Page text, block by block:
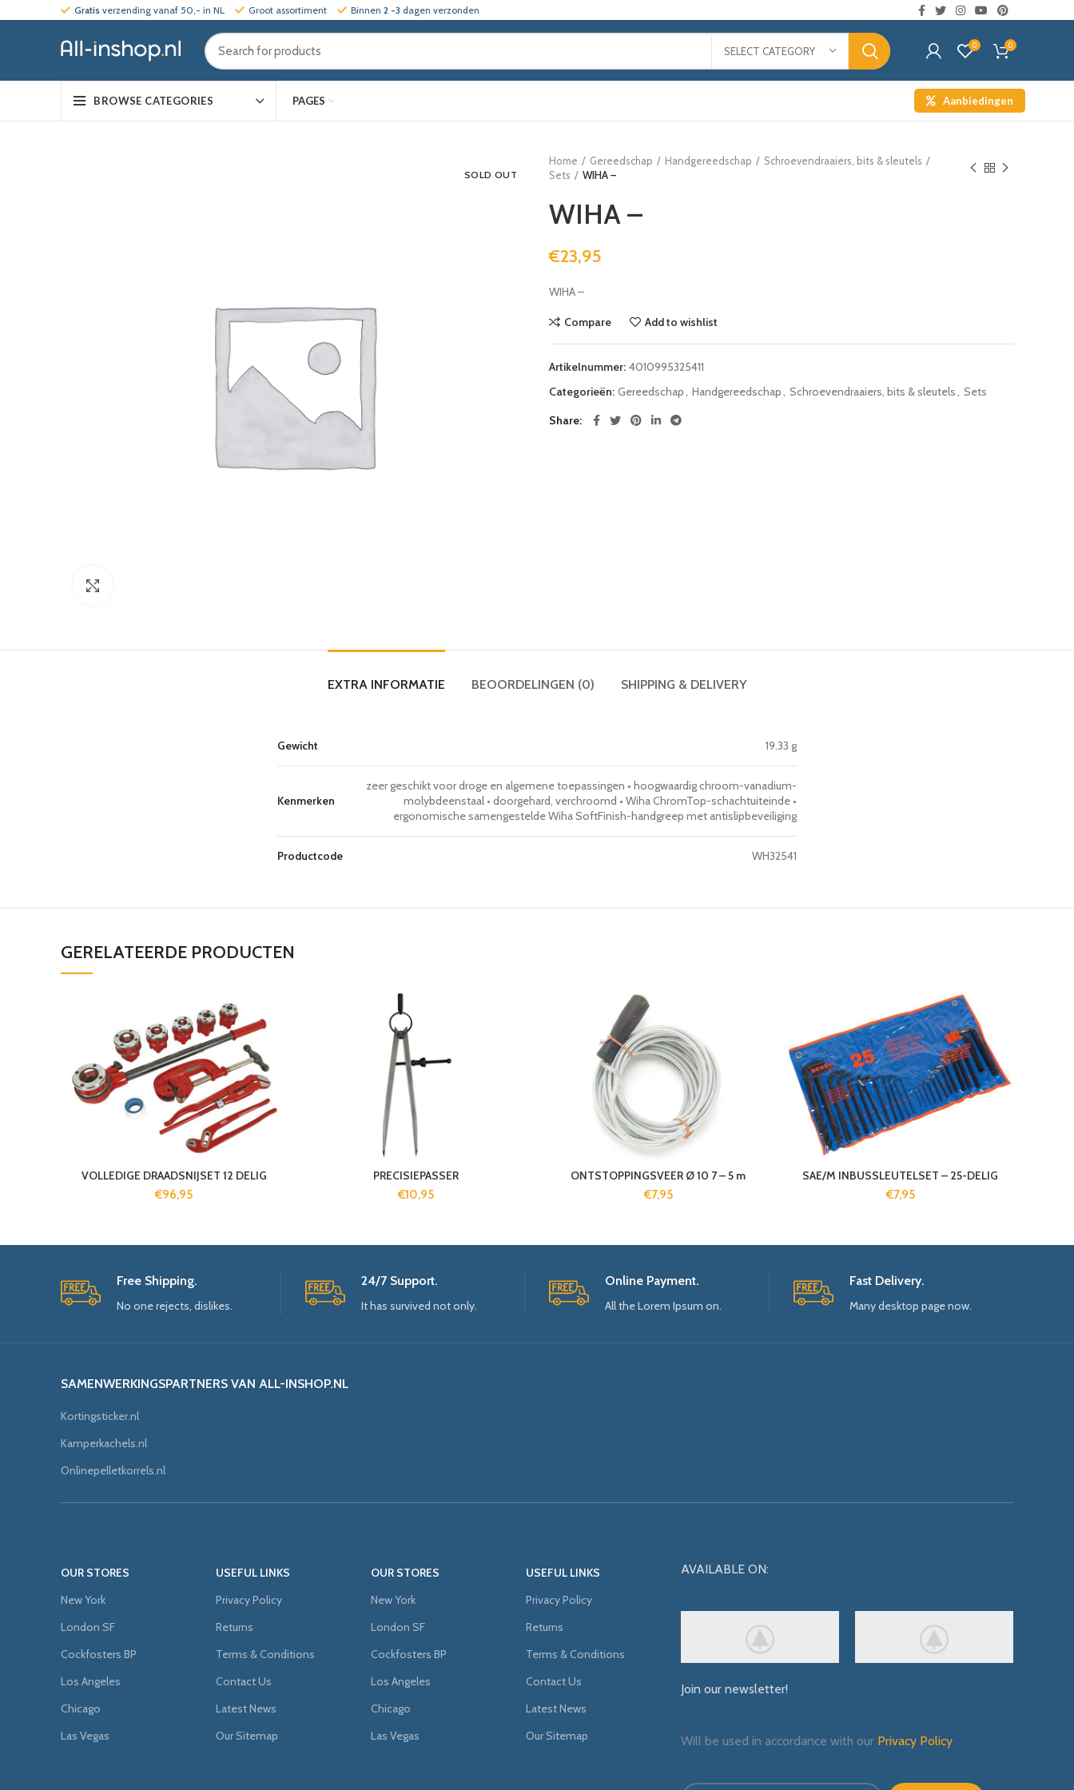
Gratis verzending vanaf 50,- in NL Groot assortiment Binnen 2 -3 dagen verzonden
SELECT CATEGORY 0 0
BROWSE CATEGORIES PAGES Aanbiedingen
SOLD OUT
Home Gereedschap Handgereedschap
Schroevendraaiers, bits & sleutels
Sets
WIHA –
WIHA –
€23,95
WIHA –
Compare Add to wishlist
Artikelnummer: 4010995325411
Categorieën: Gereedschap, Handgereedschap, Schroevendraaiers, bits & sleutels, Sets
Share
EXTRA INFORMATIE BEOORDELINGEN (0) SHIPPING & DELIVERY
Gewicht 19.33 g
Kenmerken
zeer geschikt voor droge en algemene toepassingen • hoogwaardig chroom-vanadium-
molybdeenstaal • doorgehard, verchroomd • Wiha ChromTop-schachtuiteinde •
ergonomische samengestelde Wiha SoftFinish-handgreep met antislipbeveiliging
Productcode WH32541
GERELATEERDE PRODUCTEN
VOLLEDIGE DRAADSNIJSET 12 DELIG
€96,95
PRECISIEPASSER
€10,95
ONTSTOPPINGSVEER Ø 10 7 – 5 m
€7,95
SAE/M INBUSSLEUTELSET – 25-DELIG
€7,95
Free Shipping.
No one rejects, dislikes.
24/7 Support.
It has survived not only.
Online Payment.
All the Lorem Ipsum on.
Fast Delivery.
Many desktop page now.
SAMENWERKINGSPARTNERS VAN ALL-INSHOP.NL
Kortingsticker.nl
Kamperkachels.nl
Onlinepelletkorrels.nl
OUR STORES
New York
London SF
Cockfosters BP
Los Angeles
Chicago
Las Vegas
USEFUL LINKS
Privacy Policy
Returns
Terms & Conditions
Contact Us
Latest News
Our Sitemap
OUR STORES
New York
London SF
Cockfosters BP
Los Angeles
Chicago
Las Vegas
USEFUL LINKS
Privacy Policy
Returns
Terms & Conditions
Contact Us
Latest News
Our Sitemap
AVAILABLE ON:
Join our newsletter!
Will be used in accordance with our Privacy Policy